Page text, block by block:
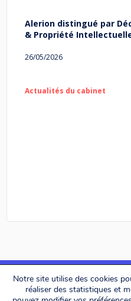
Alerion distingué par
& Propriété
26/05/2026
Actualités du cabinet
Notre site utilise des cookies
réaliser des statistiques et